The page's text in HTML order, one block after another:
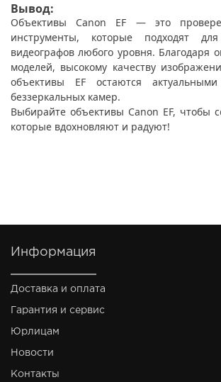
Вывод:
Объективы Canon EF — это
инструменты, которые подходят
видеографов любого уровня. Благодаря
моделей, высокому качеству
объективы EF остаются
беззеркальных камер.
Выбирайте объективы Canon EF, чтобы
которые вдохновляют и радуют!
Информация
Доставка и оплата
Гарантия и сервис
Юрлицам
Новости
Контакты